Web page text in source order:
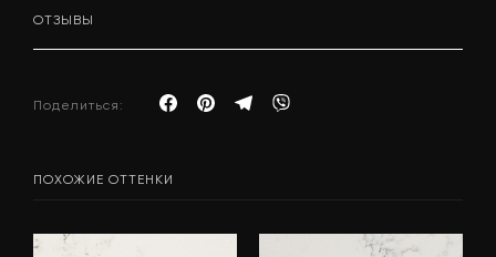
ОТЗЫВЫ
Поделиться:
ПОХОЖИЕ ОТТЕНКИ